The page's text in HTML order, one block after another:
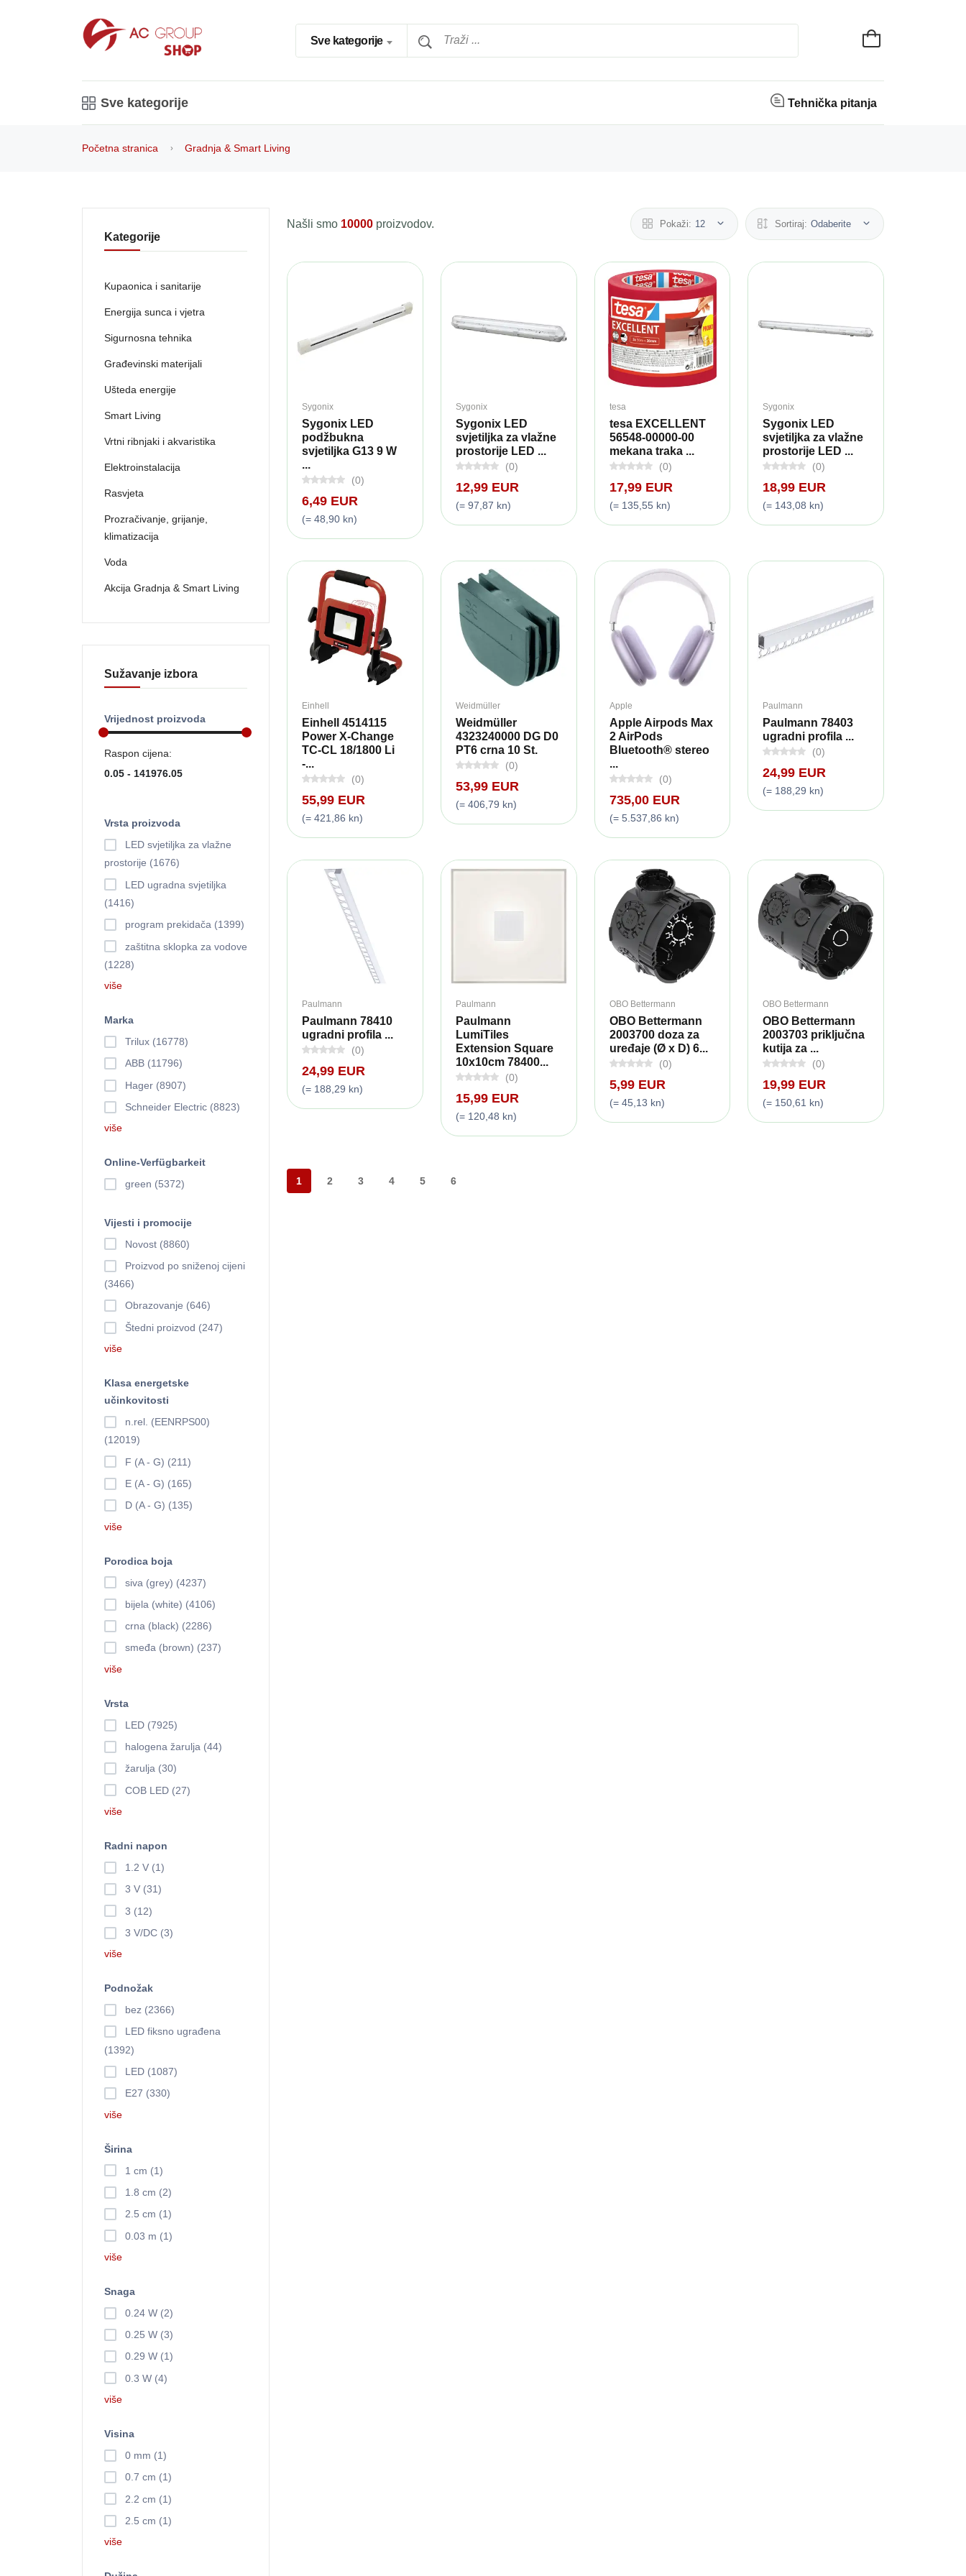
Sve kategorije
Sve kategorije Tehnička pitanja
Početna stranica Gradnja & Smart Living
Našli smo 10000 proizvodov. Pokaži: 12 Sortiraj: Odaberite
Sygonix
Sygonix LED
podžbukna
svjetiljka G13 9 W
...
(0)
6,49 EUR
(= 48,90 kn)
Sygonix
Sygonix LED
svjetiljka za vlažne
prostorije LED ...
(0)
12,99 EUR
(= 97,87 kn)
tesa
tesa EXCELLENT
56548-00000-00
mekana traka ...
(0)
17,99 EUR
(= 135,55 kn)
Sygonix
Sygonix LED
svjetiljka za vlažne
prostorije LED ...
(0)
18,99 EUR
(= 143,08 kn)
Einhell
Einhell 4514115
Power X-Change
TC-CL 18/1800 Li
-...
(0)
55,99 EUR
(= 421,86 kn)
Weidmüller
Weidmüller
4323240000 DG D0
PT6 crna 10 St.
(0)
53,99 EUR
(= 406,79 kn)
Apple
Apple Airpods Max
2 AirPods
Bluetooth® stereo
...
(0)
735,00 EUR
(= 5.537,86 kn)
Paulmann
Paulmann 78403
ugradni profila ...
(0)
24,99 EUR
(= 188,29 kn)
Paulmann
Paulmann 78410
ugradni profila ...
(0)
24,99 EUR
(= 188,29 kn)
Paulmann
Paulmann
LumiTiles
Extension Square
10x10cm 78400...
(0)
15,99 EUR
(= 120,48 kn)
OBO Bettermann
OBO Bettermann
2003700 doza za
uređaje (Ø x D) 6...
(0)
5,99 EUR
(= 45,13 kn)
OBO Bettermann
OBO Bettermann
2003703 priključna
kutija za ...
(0)
19,99 EUR
(= 150,61 kn)
1 2 3 4 5 6
Kategorije
Kupaonica i sanitarije
Energija sunca i vjetra
Sigurnosna tehnika
Građevinski materijali
Ušteda energije
Smart Living
Vrtni ribnjaki i akvaristika
Elektroinstalacija
Rasvjeta
Prozračivanje, grijanje,
klimatizacija
Voda
Akcija Gradnja & Smart Living
Sužavanje izbora
Vrijednost proizvoda
Raspon cijena:
Vrsta proizvoda
LED svjetiljka za vlažne
prostorije (1676)
LED ugradna svjetiljka
(1416)
program prekidača (1399)
zaštitna sklopka za vodove
(1228)
više
Marka
Trilux (16778)
ABB (11796)
Hager (8907)
Schneider Electric (8823)
više
Online-Verfügbarkeit
green (5372)
Vijesti i promocije
Novost (8860)
Proizvod po sniženoj cijeni
(3466)
Obrazovanje (646)
Štedni proizvod (247)
više
Klasa energetske
učinkovitosti
n.rel. (EENRPS00)
(12019)
F (A - G) (211)
E (A - G) (165)
D (A - G) (135)
više
Porodica boja
siva (grey) (4237)
bijela (white) (4106)
crna (black) (2286)
smeđa (brown) (237)
više
Vrsta
LED (7925)
halogena žarulja (44)
žarulja (30)
COB LED (27)
više
Radni napon
1.2 V (1)
3 V (31)
3 (12)
3 V/DC (3)
više
Podnožak
bez (2366)
LED fiksno ugrađena
(1392)
LED (1087)
E27 (330)
više
Širina
1 cm (1)
1.8 cm (2)
2.5 cm (1)
0.03 m (1)
više
Snaga
0.24 W (2)
0.25 W (3)
0.29 W (1)
0.3 W (4)
više
Visina
0 mm (1)
0.7 cm (1)
2.2 cm (1)
2.5 cm (1)
više